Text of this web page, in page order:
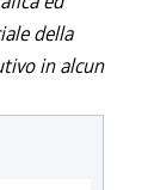
della
in alcun